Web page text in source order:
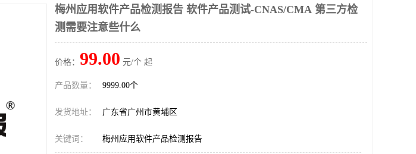
梅州应用软件产品检测报告 软件产品测试-CNAS/CMA 第三方检
测需要注意些什么
价格： 99.00 元/个 起
产品数量： 9999.00个
发货地址： 广东省广州市黄埔区
关键词： 梅州应用软件产品检测报告